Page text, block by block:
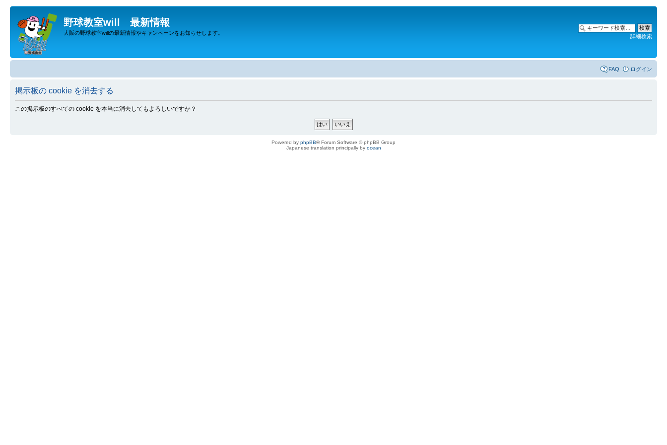
野球教室will 最新情報
大阪の野球教室willの最新情報やキャンペーンをお知らせします。
詳細検索
FAQ ログイン
掲示板の cookie を消去する
この掲示板のすべての cookie を本当に消去してもよろしいですか？
Powered by phpBB® Forum Software © phpBB Group
Japanese translation principally by ocean